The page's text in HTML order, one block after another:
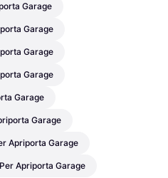
Garage
Garage
Garage
Garage
Garage
Garage
Apriporta Garage
Apriporta Garage